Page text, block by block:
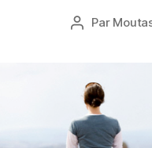
Auteur
Par